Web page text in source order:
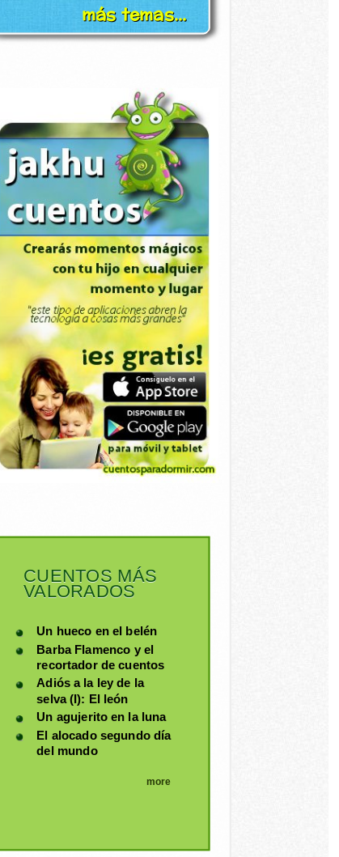
más temas...
CUENTOS MÁS
VALORADOS
Un hueco en el belén
Barba Flamenco y el
recortador de cuentos
Adiós a la ley de la
selva (I): El león
Un agujerito en la luna
El alocado segundo día
del mundo
more